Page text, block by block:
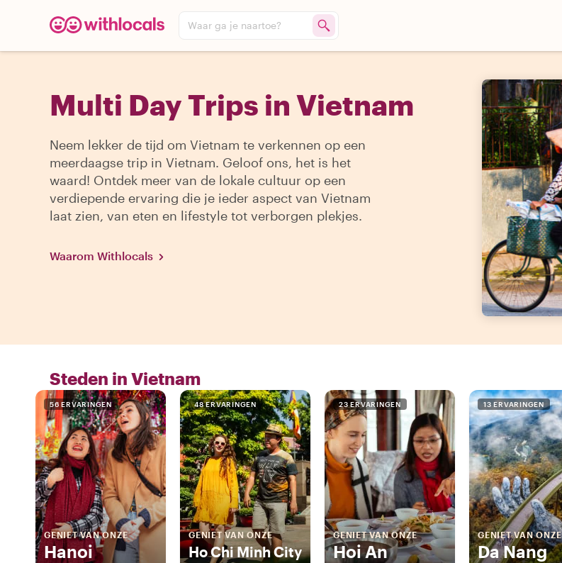
Waar ga je naartoe?
Multi Day Trips in Vietnam
Neem lekker de tijd om Vietnam te verkennen op een
meerdaagse trip in Vietnam. Geloof ons, het is het
waard! Ontdek meer van de lokale cultuur op een
verdiepende ervaring die je ieder aspect van Vietnam
laat zien, van eten en lifestyle tot verborgen plekjes.
Waarom Withlocals
Steden in Vietnam
56 ERVARINGEN
GENIET VAN ONZE
Hanoi
48 ERVARINGEN
GENIET VAN ONZE
Ho Chi Minh City
23 ERVARINGEN
GENIET VAN ONZE
Hoi An
13 ERVARINGEN
GENIET VAN ONZE
Da Nang